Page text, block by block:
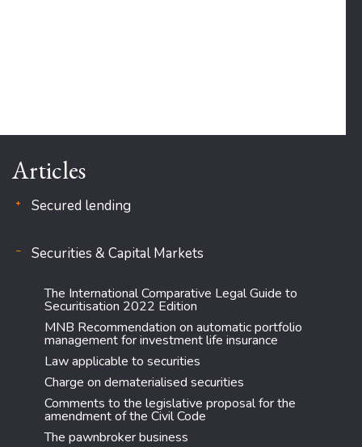
Articles
Secured lending
Securities & Capital Markets
The International Comparative Legal Guide to
Securitisation 2022 Edition
MNB Recommendation on automatic portfolio
management for investment life insurance
Law applicable to securities
Charge on dematerialised securities
Comments to the legislative proposal for the
amendment of the Civil Code
The pawnbroker business